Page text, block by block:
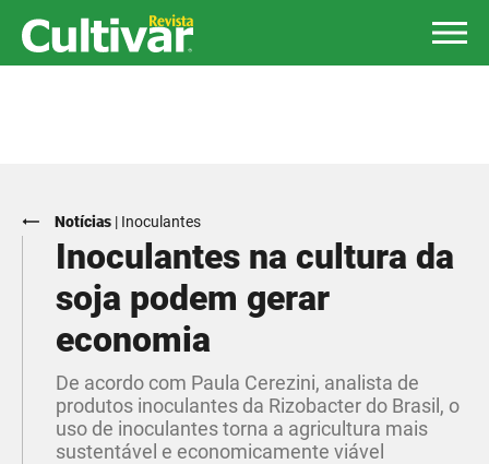
Notícias | Inoculantes
Inoculantes na cultura da
soja podem gerar
economia
De acordo com Paula Cerezini, analista de
produtos inoculantes da Rizobacter do Brasil, o
uso de inoculantes torna a agricultura mais
sustentável e economicamente viável